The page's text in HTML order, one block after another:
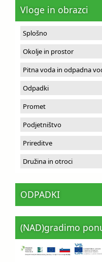
Vloge in obrazci
Splošno
Okolje in prostor
Pitna voda in odpadna
Odpadki
Promet
Podjetništvo
Prireditve
Družina in otroci
ODPADKI
(NAD)gradimo